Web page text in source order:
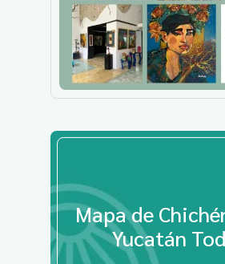
Mapa de
Yucatán